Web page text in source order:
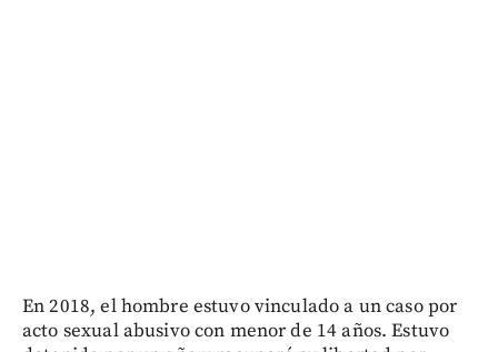
En 2018, el hombre estuvo vinculado a un caso por
acto sexual abusivo con menor de 14 años. Estuvo